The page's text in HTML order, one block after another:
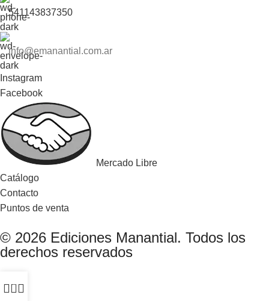
541143837350
info@emanantial.com.ar
Instagram
Facebook
Mercado Libre
Catálogo
Contacto
Puntos de venta
© 2026 Ediciones Manantial. Todos los
derechos reservados
0